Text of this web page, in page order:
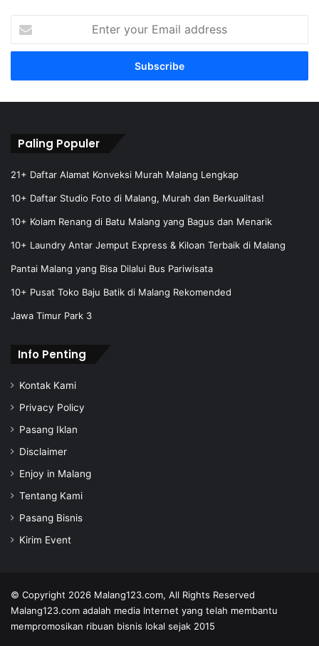
t
r
m
l
d
e
s
Paling Populer
21+ Daftar Alamat Konveksi Murah Malang Lengkap
10+ Daftar Studio Foto di Malang, Murah dan Berkualitas!
10+ Kolam Renang di Batu Malang yang Bagus dan Menarik
10+ Laundry Antar Jemput Express & Kiloan Terbaik di Malang
Pantai Malang yang Bisa Dilalui Bus Pariwisata
10+ Pusat Toko Baju Batik di Malang Rekomended
Jawa Timur Park 3
Info Penting
Kontak Kami
Privacy Policy
Pasang Iklan
Disclaimer
Enjoy in Malang
Tentang Kami
Pasang Bisnis
Kirim Event
© Copyright 2026 Malang123.com, All Rights Reserved
Malang123.com adalah media Internet yang telah membantu
mempromosikan ribuan bisnis lokal sejak 2015